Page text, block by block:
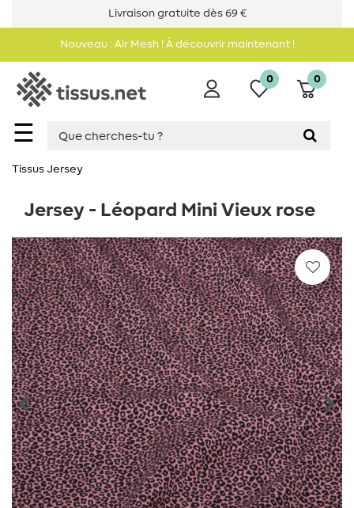
Livraison gratuite dès 69 €
Nouveau : Air Mesh ! À découvrir maintenant !
☰
0 0
Tissus Jersey
Jersey - Léopard Mini Vieux rose